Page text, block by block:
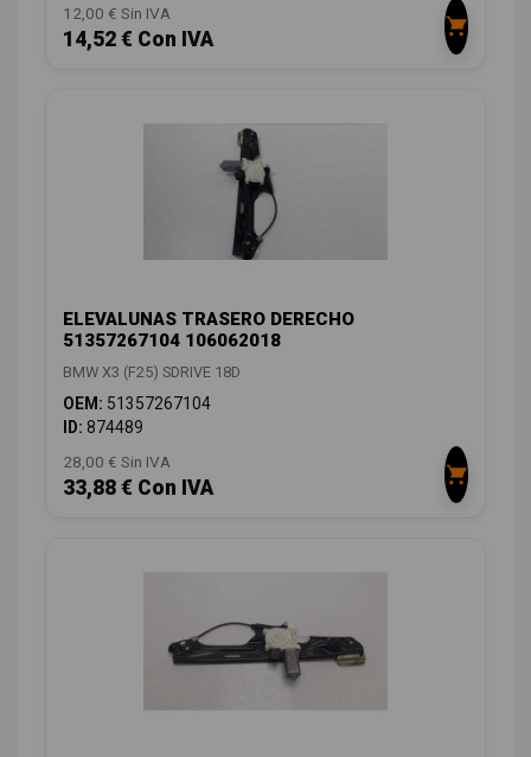
12,00 € Sin IVA
14,52 € Con IVA
ELEVALUNAS TRASERO DERECHO
51357267104 106062018
BMW X3 (F25) SDRIVE 18D
OEM: 51357267104
ID: 874489
28,00 € Sin IVA
33,88 € Con IVA